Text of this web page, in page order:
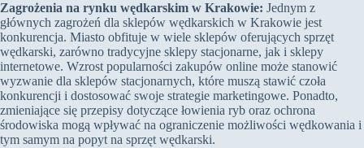
Zagrożenia na rynku wędkarskim w Krakowie: Jednym z
głównych zagrożeń dla sklepów wędkarskich w Krakowie jest
konkurencja. Miasto obfituje w wiele sklepów oferujących sprzęt
wędkarski, zarówno tradycyjne sklepy stacjonarne, jak i sklepy
internetowe. Wzrost popularności zakupów online może stanowić
wyzwanie dla sklepów stacjonarnych, które muszą stawić czoła
konkurencji i dostosować swoje strategie marketingowe. Ponadto,
zmieniające się przepisy dotyczące łowienia ryb oraz ochrona
środowiska mogą wpływać na ograniczenie możliwości wędkowania i
tym samym na popyt na sprzęt wędkarski.